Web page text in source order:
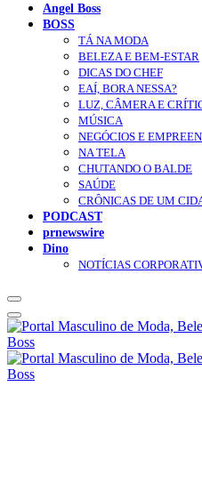
Angel Boss
BOSS
TÁ NA MODA
BELEZA E BEM-ESTAR
DICAS DO CHEF
EAÍ, BORA NESSA?
LUZ, CÂMERA E
MÚSICA
NEGÓCIOS E
NA TELA
CHUTANDO O BALDE
SAÚDE
CRÔNICAS DE UM
PODCAST
prnewswire
Dino
NOTÍCIAS